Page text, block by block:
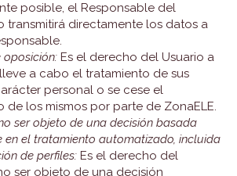
posible, el Responsable del
transmitirá directamente los datos a
oposición: Es el derecho del Usuario a
a cabo el tratamiento de sus
personal o se cese el
de los mismos por parte de ZonaELE.
ser objeto de una decisión basada
en el tratamiento automatizado, incluida
de perfiles: Es el derecho del
ser objeto de una decisión